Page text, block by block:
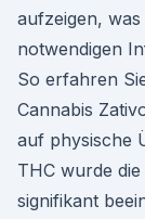
aufzeigen,
notwendigen
So erfahren
Cannabis
auf physische
THC wurde
signifikant